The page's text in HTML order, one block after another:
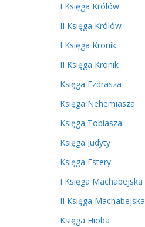
I Księga Królów
II Księga Królów
I Księga Kronik
II Księga Kronik
Księga Ezdrasza
Księga Nehemiasza
Księga Tobiasza
Księga Judyty
Księga Estery
I Księga Machabejska
II Księga Machabejska
Księga Hioba